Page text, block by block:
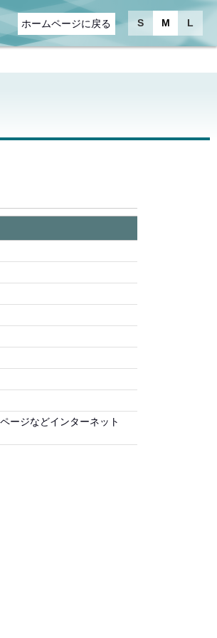
S M L
ホームページに戻る
ージなどインターネット